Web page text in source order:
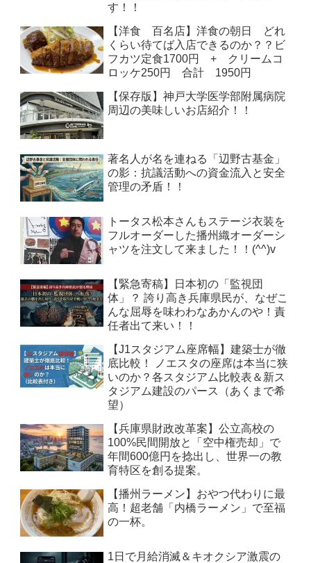
す！！
【洋食 百名店】洋食の朝日 どれ
くらい待てば入店できるのか？？ビ
フカツ定食1700円 + クリームコ
ロッケ250円 合計 1950円
【保存版】神戸大学医学部附属病院
周辺の美味しいお店紹介！！
著名人が名を連ねる「辺野古基金」
の影：抗議活動への資金流入と安全
管理の矛盾！！
トータス松本さんもステージ衣装を
フルオーダーした播州織オーダーシ
ャツを注文して来ました！！(^^)v
【緊急寄稿】日本初の「監視団
体」？ 誇り高き兵庫県民が、なぜこ
んな屈辱を味わわなあかんのや！責
任者出て来い！！
【J1スタジアム座席幅】建築士が徹
底比較！ ノエスタの座席は本当に狭
いのか？各スタジアム比較表＆新ス
タジアム建設のパース（あくまで希
望）
【兵庫県財政改革案】公立高校の
100%民間開放と「空中権売却」で
年間600億円を捻出し、世界一の教
育特区を創る提案。
【播州ラーメン】おやつ代わりに最
高！超老舗「内橋ラーメン」で至福
の一杯。
1日で月給消滅＆キオクシア激震の